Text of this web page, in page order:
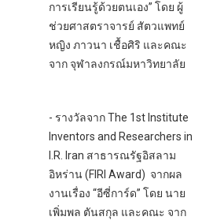
การเรียนรู้ด้วยตนเอง” โดย ผู้
ช่วยศาสตราจารย์ สัตวแพทย์
หญิง ภาวนา เชื้อศิริ และคณะ
จาก จุฬาลงกรณ์มหาวิทยาลัย
- รางวัลจาก The 1st Institute
Inventors and Researchers in
I.R. Iran สาธารณรัฐอิสลาม
อิหร่าน (FIRI Award) จากผล
งานเรื่อง “อีซี่การ์ด” โดย นาย
เพิ่มพล ตันสกุล และคณะ จาก